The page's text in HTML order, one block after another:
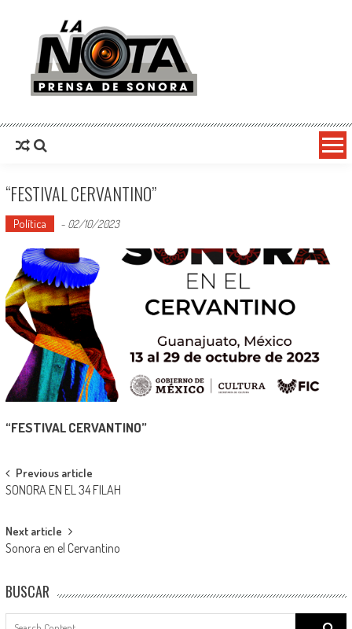
La Nota Prensa De Sonora
“FESTIVAL CERVANTINO”
Política - 02/10/2023
“FESTIVAL CERVANTINO”
Post
navigation
Previous article
SONORA EN EL 34 FILAH
Next article
Sonora en el Cervantino
BUSCAR
Search